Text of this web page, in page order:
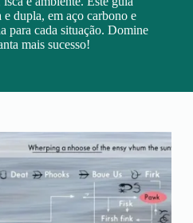
dupla, em aço carbono e
para cada situação. Domine
mais sucesso!